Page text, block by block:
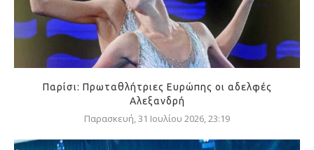
Παρίσι: Πρωταθλήτριες Ευρώπης οι αδελφές
Αλεξανδρή
Παρασκευή, 31 Ιουλίου 2026, 23:19